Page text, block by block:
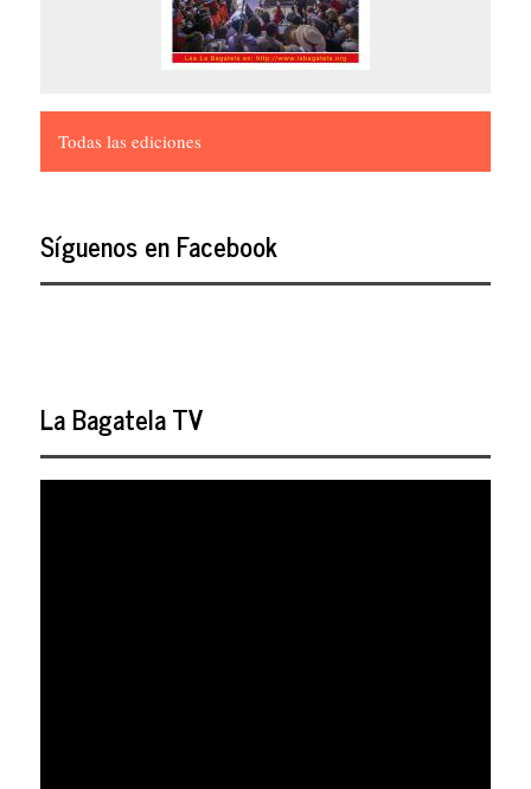
Todas las ediciones
Síguenos en Facebook
La Bagatela TV